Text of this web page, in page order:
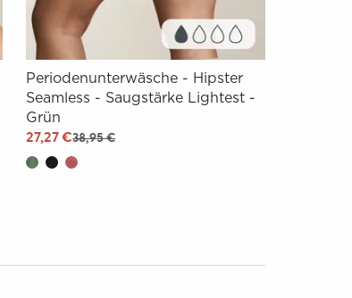
Periodenunterwäsche - Hipster
Seamless - Saugstärke Lightest -
Grün
27,27 €38,95 €